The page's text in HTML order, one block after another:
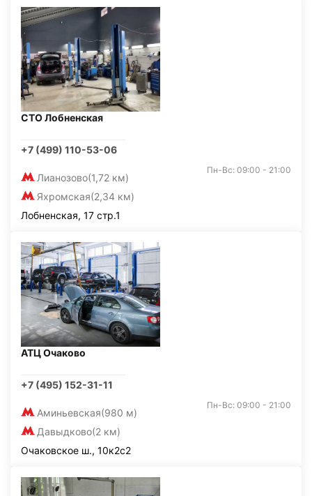
СТО Лобненская
+7 (499) 110-53-06
Лианозово(1,72 км)
Яхромская(2,34 км)
Пн-Вс: 09:00 - 21:00
Лобненская, 17 стр.1
АТЦ Очаково
+7 (495) 152-31-11
Аминьевская(980 м)
Давыдково(2 км)
Пн-Вс: 09:00 - 21:00
Очаковское ш., 10к2с2